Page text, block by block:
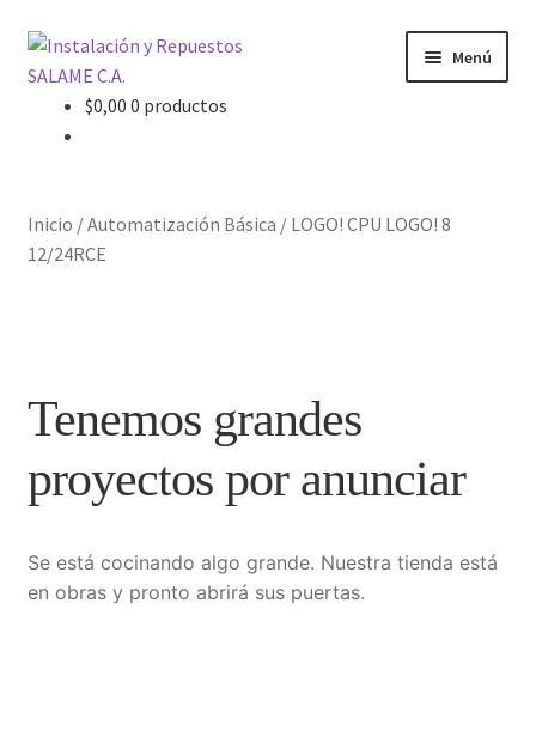
Ir
a
navegación
Ir
al
contenido
Menú
Contacto
Mi cuenta
Nosotros
Sample Page
$0,00 0 productos
Inicio /Automatización Básica / LOGO! CPU LOGO! 8
12/24RCE
Tenemos grandes
proyectos por anunciar
Se está cocinando algo grande. Nuestra tienda está
en obras y pronto abrirá sus puertas.